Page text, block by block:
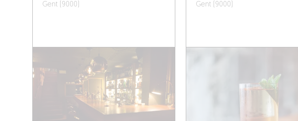
Gent (9000)
Gent (9000)